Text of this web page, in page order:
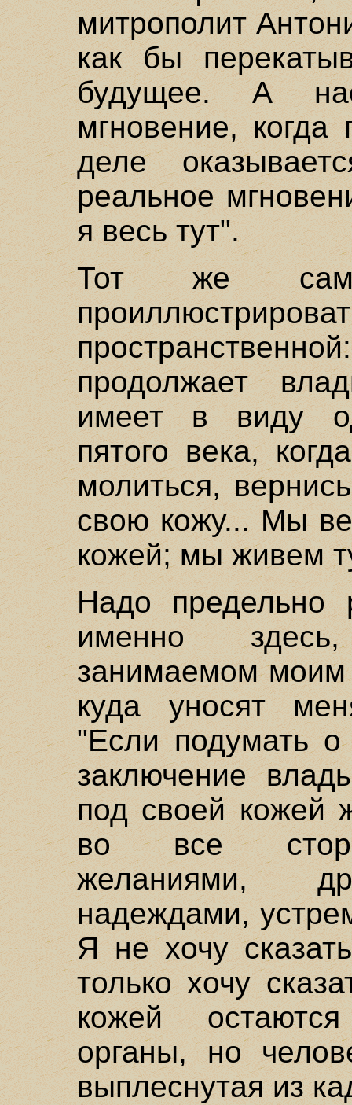
митрополит
как бы
будущее. А
мгновение,
деле
реальное
я весь тут".
Тот же
продолжает
имеет в виду
пятого века,
молиться,
свою кожу... Мы
кожей; мы живем
Надо предельно
именно
занимаемом моим
куда уносят
"Если подумать
заключение
под своей кожей
во все
желаниями,
надеждами,
Я не хочу
только хочу
кожей
органы, но
выплеснутая из